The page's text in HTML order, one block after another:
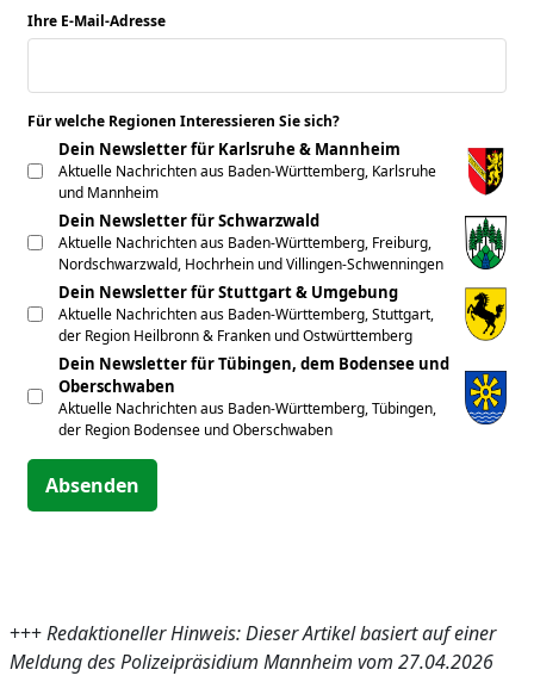
Ihre E-Mail-Adresse
Für welche Regionen Interessieren Sie sich?
Dein Newsletter für Karlsruhe & Mannheim
Aktuelle Nachrichten aus Baden-Württemberg, Karlsruhe
und Mannheim
Dein Newsletter für Schwarzwald
Aktuelle Nachrichten aus Baden-Württemberg, Freiburg,
Nordschwarzwald, Hochrhein und Villingen-Schwenningen
Dein Newsletter für Stuttgart & Umgebung
Aktuelle Nachrichten aus Baden-Württemberg, Stuttgart,
der Region Heilbronn & Franken und Ostwürttemberg
Dein Newsletter für Tübingen, dem Bodensee und
Oberschwaben
Aktuelle Nachrichten aus Baden-Württemberg, Tübingen,
der Region Bodensee und Oberschwaben
Absenden
+++Redaktioneller Hinweis: Dieser Artikel basiert auf einer
Meldung des Polizeipräsidium Mannheim vom 27.04.2026